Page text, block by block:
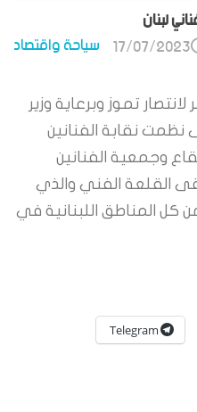
لبنان
سياحة واقتصاد 17/07/2023
تموز وبرعاية وزير
نقابة الفنانين
وجمعية الفنانين
القلعة الفني والذي
كل المناطق اللبنانية في
Telegram